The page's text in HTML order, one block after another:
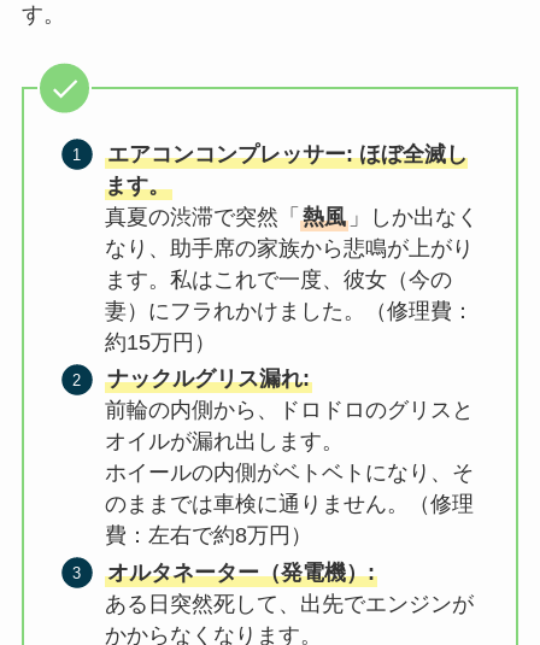
す。
エアコンコンプレッサー: ほぼ全滅し
ます。
真夏の渋滞で突然「熱風 」しか出なく
なり、助手席の家族から悲鳴が上がり
ます。私はこれで一度、彼女（今の
妻）にフラれかけました。（修理費：
約15万円）
ナックルグリス漏れ:
前輪の内側から、ドロドロのグリスと
オイルが漏れ出します。
ホイールの内側がベトベトになり、そ
のままでは車検に通りません。（修理
費：左右で約8万円）
オルタネーター（発電機）:
ある日突然死して、出先でエンジンが
かからなくなります。